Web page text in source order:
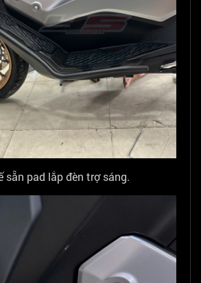
sẵn pad lắp đèn trợ sáng.